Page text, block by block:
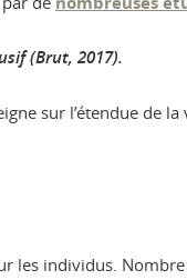
(Brut, 2017).
sur l’étendue de
individus.